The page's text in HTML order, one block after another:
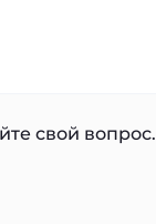
свой вопрос.